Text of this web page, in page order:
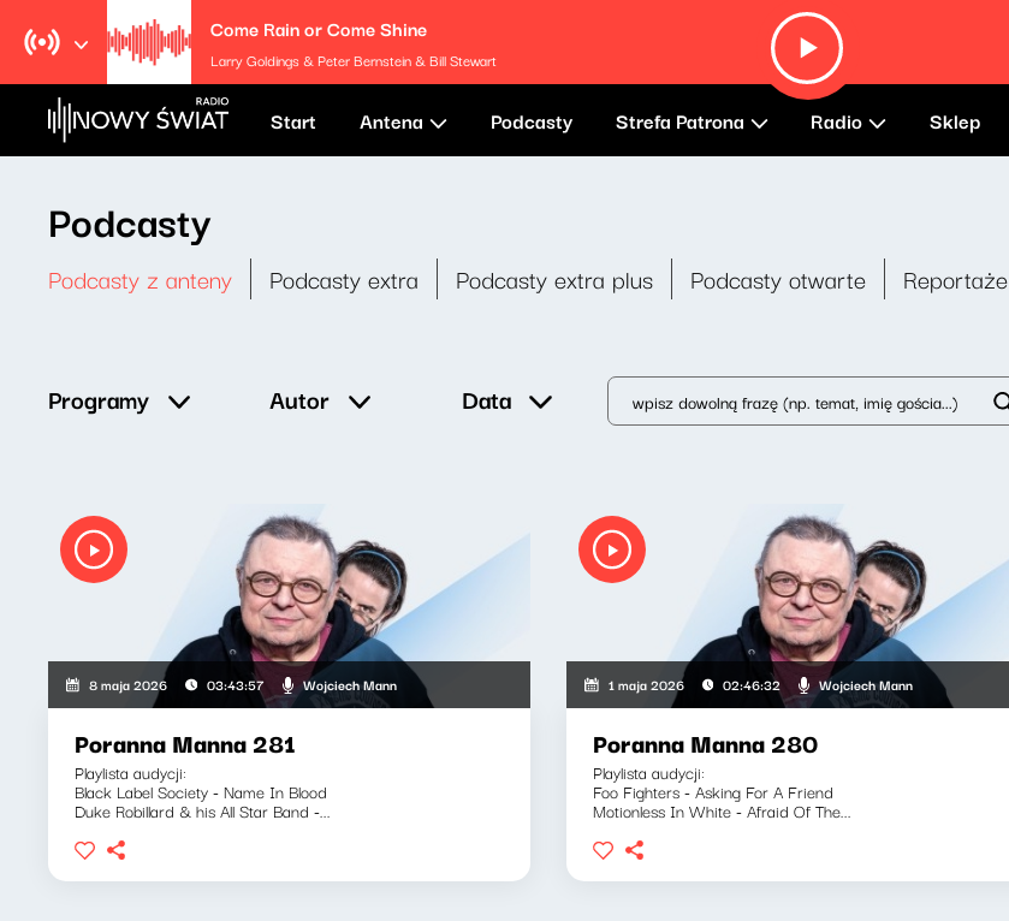
Come Rain or Come Shine
Larry Goldings & Peter Bernstein & Bill Stewart
Start Antena Podcasty Strefa Patrona Radio Sklep
Podcasty
Podcasty z anteny Podcasty extra Podcasty extra plus Podcasty otwarte Reportaże
Programy Autor Data
8 maja 2026 03:43:57 Wojciech Mann
Poranna Manna 281
Playlista audycji:
Black Label Society - Name In Blood
Duke Robillard & his All Star Band -...
1 maja 2026 02:46:32 Wojciech Mann
Poranna Manna 280
Playlista audycji:
Foo Fighters - Asking For A Friend
Motionless In White - Afraid Of The...